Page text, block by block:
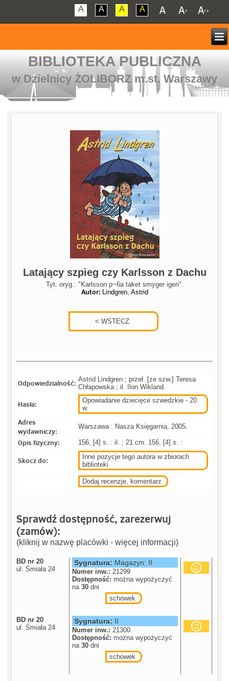
A A A A
BIBLIOTEKA PUBLICZNA
w Dzielnicy ŻOLIBORZ m.st. Warszawy
Latający szpieg czy Karlsson z Dachu
Tyt. oryg.: "Karlsson p~6a taket smyger igen".
Autor: Lindgren, Astrid
Odpowiedzialność: Astrid Lindgren ; przeł. [ze szw.] Teresa
Chłapowska ; il. Ilon Wikland.
Hasła:
Opowiadanie dziecięce szwedzkie - 20
w.
Adres
wydawniczy:
Warszawa : Nasza Księgarnia, 2005.
Opis fizyczny: 156, [4] s. : il. ; 21 cm. 156, [4] s. :
Skocz do:
Inne pozycje tego autora w zbiorach
biblioteki
Dodaj recenzje, komentarz
Sprawdź dostępność, zarezerwuj
(zamów):
(kliknij w nazwę placówki - więcej informacji)
BD nr 20
ul. Śmiała 24
Sygnatura: Magazyn: II
Numer inw.: 21299
Dostępność: można wypożyczyć
na30 dni
schowek
BD nr 20
ul. Śmiała 24
Sygnatura: II
Numer inw.: 21300
Dostępność: można wypożyczyć
na30 dni
schowek